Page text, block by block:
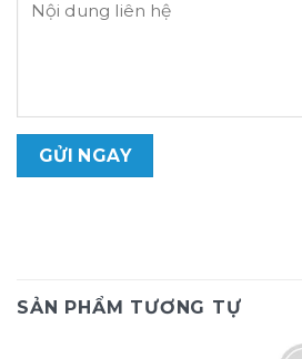
SẢN PHẨM TƯƠNG TỰ